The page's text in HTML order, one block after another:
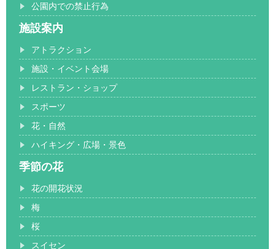
公園内での禁止行為
施設案内
アトラクション
施設・イベント会場
レストラン・ショップ
スポーツ
花・自然
ハイキング・広場・景色
季節の花
花の開花状況
梅
桜
スイセン